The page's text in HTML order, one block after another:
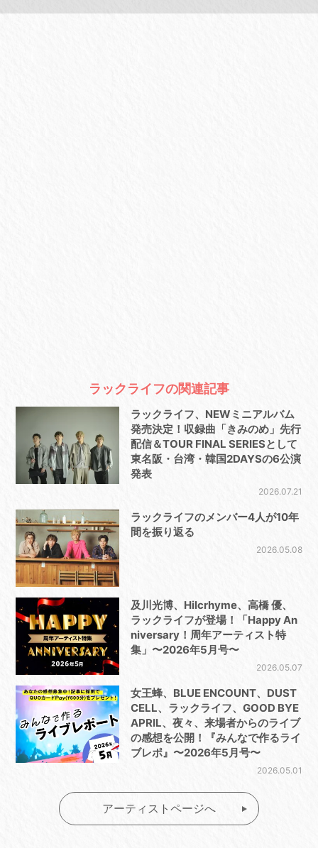
ラックライフの関連記事
ラックライフ、NEWミニアルバム
発売決定！収録曲「きみのめ」先行
配信＆TOUR FINAL SERIESとして
東名阪・台湾・韓国2DAYSの6公演
発表
2026.07.21
ラックライフのメンバー4人が10年
間を振り返る
2026.05.08
及川光博、Hilcrhyme、高橋 優、
ラックライフが登場！「Happy An
niversary！周年アーティスト特
集」〜2026年5月号〜
2026.05.07
女王蜂、BLUE ENCOUNT、DUST
CELL、ラックライフ、GOOD BYE
APRIL、夜々、来場者からのライブ
の感想を公開！『みんなで作るライ
ブレポ』〜2026年5月号〜
2026.05.01
アーティストページへ